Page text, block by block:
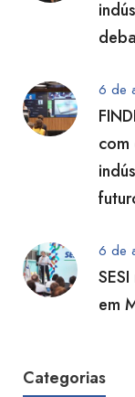
6 de
6 de
em
Categorias